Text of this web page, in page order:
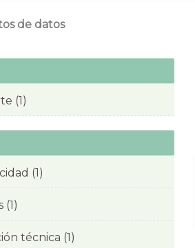
de datos
(1)
(1)
(1)
técnica (1)